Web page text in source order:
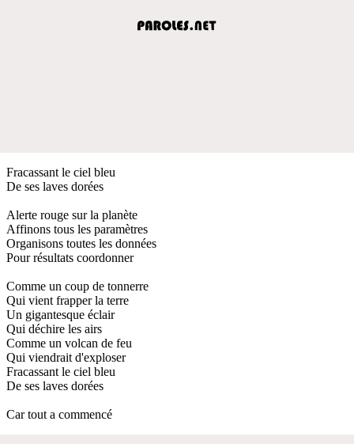
Fracassant le ciel bleu
De ses laves dorées
Alerte rouge sur la planète
Affinons tous les paramètres
Organisons toutes les données
Pour résultats coordonner
Comme un coup de tonnerre
Qui vient frapper la terre
Un gigantesque éclair
Qui déchire les airs
Comme un volcan de feu
Qui viendrait d'exploser
Fracassant le ciel bleu
De ses laves dorées
Car tout a commencé